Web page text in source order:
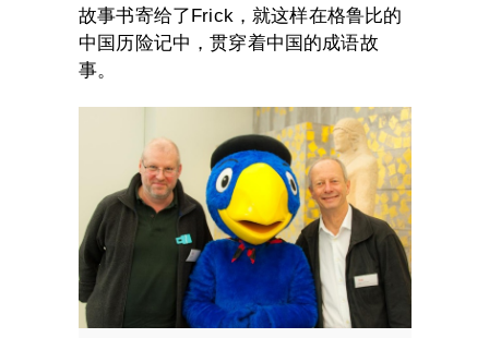
故事书寄给了Frick，就这样在格鲁比的
中国历险记中，贯穿着中国的成语故
事。